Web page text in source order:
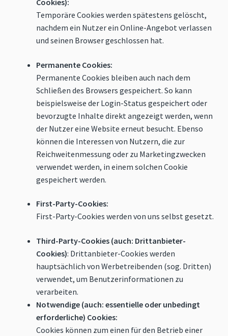
Temporäre Cookies werden spätestens gelöscht,
nachdem ein Nutzer ein Online-Angebot verlassen
und seinen Browser geschlossen hat.
Permanente Cookies:
Permanente Cookies bleiben auch nach dem
Schließen des Browsers gespeichert. So kann
beispielsweise der Login-Status gespeichert oder
bevorzugte Inhalte direkt angezeigt werden, wenn
der Nutzer eine Website erneut besucht. Ebenso
können die Interessen von Nutzern, die zur
Reichweitenmessung oder zu Marketingzwecken
verwendet werden, in einem solchen Cookie
gespeichert werden.
First-Party-Cookies:
First-Party-Cookies werden von uns selbst gesetzt.
Third-Party-Cookies (auch: Drittanbieter-
Cookies): Drittanbieter-Cookies werden
hauptsächlich von Werbetreibenden (sog. Dritten)
verwendet, um Benutzerinformationen zu
verarbeiten.
Notwendige (auch: essentielle oder unbedingt
erforderliche) Cookies:
Cookies können zum einen für den Betrieb einer